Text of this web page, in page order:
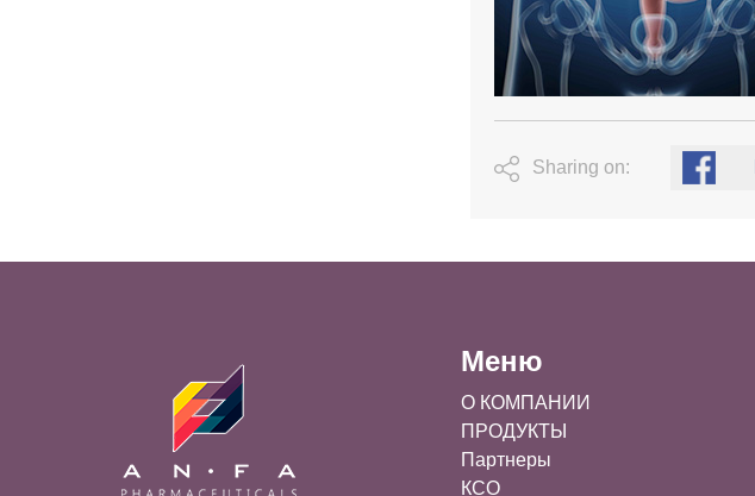
Sharing on:
Меню
О КОМПАНИИ
ПРОДУКТЫ
Партнеры
КСО